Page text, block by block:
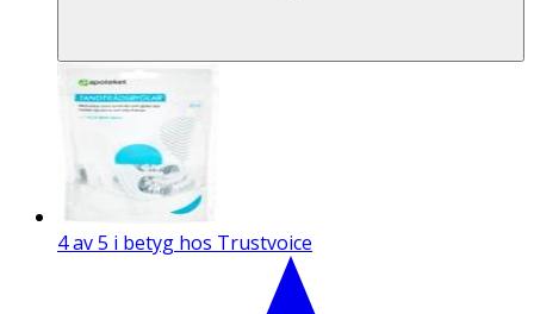
4 av 5 i betyg hos Trustvoice